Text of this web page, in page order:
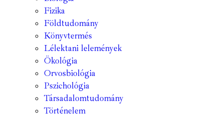
Fizika
Földtudomány
Könyvtermés
Lélektani lelemények
Ökológia
Orvosbiológia
Pszichológia
Társadalomtudomány
Történelem